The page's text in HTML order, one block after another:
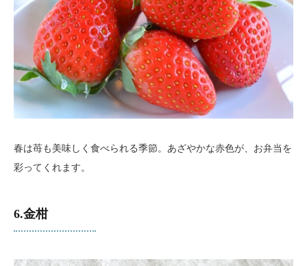
春は苺も美味しく食べられる季節。あざやかな赤色が、お弁当を
彩ってくれます。
6.金柑